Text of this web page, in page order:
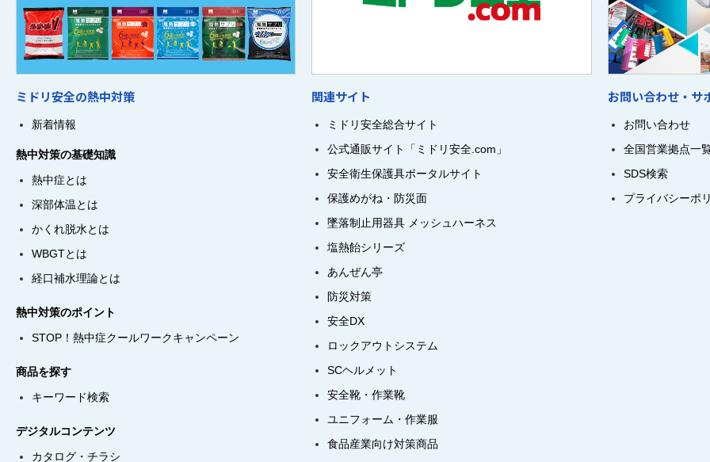
ミドリ安全の熱中対策
新着情報
熱中対策の基礎知識
熱中症とは
深部体温とは
かくれ脱水とは
WBGTとは
経口補水理論とは
熱中対策のポイント
STOP！熱中症クールワークキャンペーン
商品を探す
キーワード検索
デジタルコンテンツ
カタログ・チラシ
関連サイト
ミドリ安全総合サイト
公式通販サイト「ミドリ安全.com」
安全衛生保護具ポータルサイト
保護めがね・防災面
墜落制止用器具 メッシュハーネス
塩熱飴シリーズ
あんぜん亭
防災対策
安全DX
ロックアウトシステム
SCヘルメット
安全靴・作業靴
ユニフォーム・作業服
食品産業向け対策商品
お問い合わせ・サ
お問い合わせ
全国営業拠点一
SDS検索
プライバシーポ